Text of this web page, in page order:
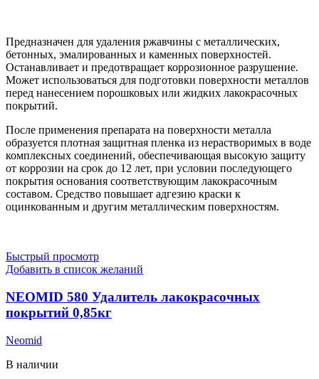
Предназначен для удаления ржавчины с металлических,
бетонных, эмалированных и каменных поверхностей.
Останавливает и предотвращает коррозионное разрушение.
Может использоваться для подготовки поверхности металлов
перед нанесением порошковых или жидких лакокрасочных
покрытий.
После применения препарата на поверхности металла
образуется плотная защитная пленка из нерастворимых в воде
комплексных соединений, обеспечивающая высокую защиту
от коррозии на срок до 12 лет, при условии последующего
покрытия основания соответствующим лакокрасочным
составом. Средство повышает адгезию краски к
оцинкованным и другим металлическим поверхностям.
Быстрый просмотр
Добавить в список желаний
NEOMID 580 Удалитель лакокрасочных
покрытий 0,85кг
Neomid
В наличии